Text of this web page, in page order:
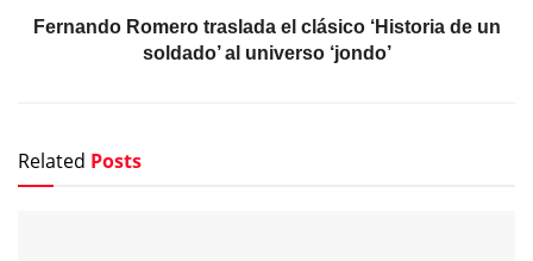
Fernando Romero traslada el clásico ‘Historia de un
soldado’ al universo ‘jondo’
Related Posts